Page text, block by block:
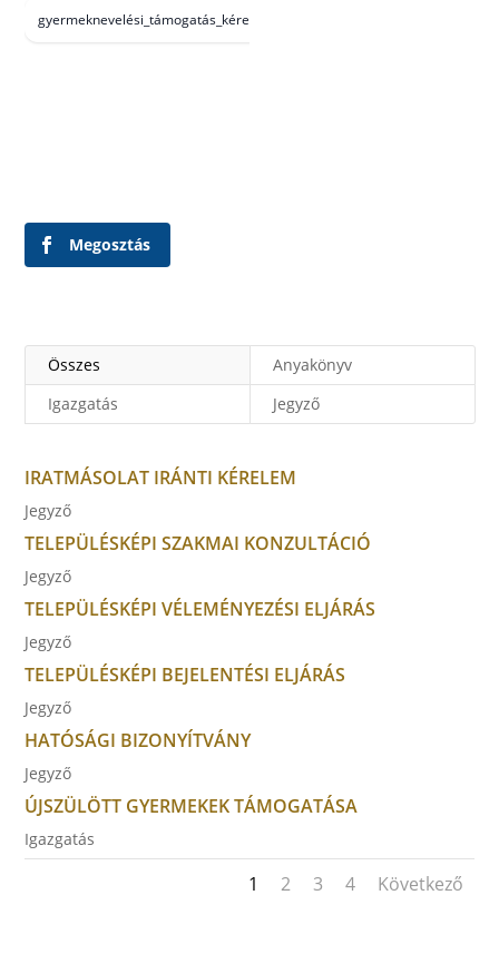
gyermeknevelési_támogatás_kérelem
Megosztás
Összes
Anyakönyv
Igazgatás
Jegyző
IRATMÁSOLAT IRÁNTI KÉRELEM
Jegyző
TELEPÜLÉSKÉPI SZAKMAI KONZULTÁCIÓ
Jegyző
TELEPÜLÉSKÉPI VÉLEMÉNYEZÉSI ELJÁRÁS
Jegyző
TELEPÜLÉSKÉPI BEJELENTÉSI ELJÁRÁS
Jegyző
HATÓSÁGI BIZONYÍTVÁNY
Jegyző
ÚJSZÜLÖTT GYERMEKEK TÁMOGATÁSA
Igazgatás
1 2 3 4 Következő